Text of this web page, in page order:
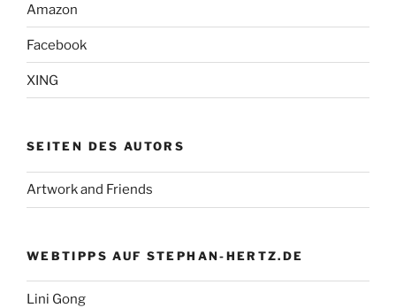
Amazon
Facebook
XING
SEITEN DES AUTORS
Artwork and Friends
WEBTIPPS AUF STEPHAN-HERTZ.DE
Lini Gong